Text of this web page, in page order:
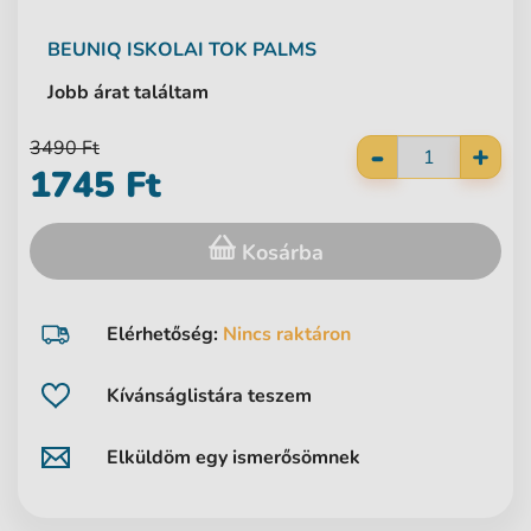
BEUNIQ ISKOLAI TOK PALMS
Jobb árat találtam
Kívánságlistára teszem
Elküldöm egy ismerősömnek
Elérhetőség: Nincs raktáron
- +
3490 Ft
1745 Ft
Kosárba